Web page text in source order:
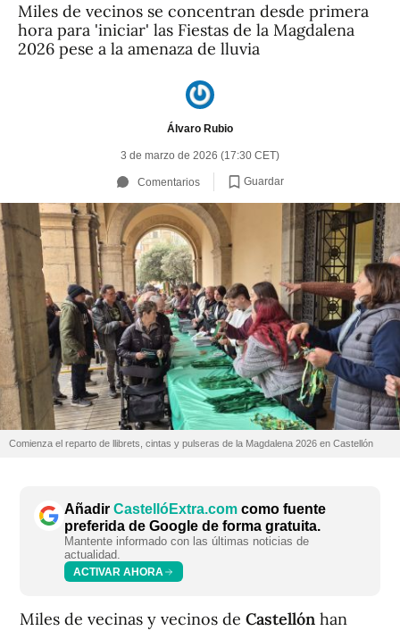
Miles de vecinos se concentran desde primera
hora para 'iniciar' las Fiestas de la Magdalena
2026 pese a la amenaza de lluvia
Álvaro Rubio
3 de marzo de 2026 (17:30 CET)
Comentarios Guardar
Comienza el reparto de llibrets, cintas y pulseras de la Magdalena 2026 en Castellón
Añadir CastellóExtra.com como fuente
preferida de Google de forma gratuita.
Mantente informado con las últimas noticias de
actualidad.
ACTIVAR AHORA
Miles de vecinas y vecinos de Castellón han